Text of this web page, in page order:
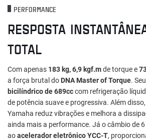
PERFORMANCE
RESPOSTA
TOTAL
Com apenas 183 kg, 6,9 kgf.mde torque e
a força brutal do DNA Master of Torque.
bicilíndrico de 689cccom refrigeração
de potência suave e progressiva. Além
Yamaha reduz vibrações e melhora a
ainda mais a performance. Já o câmbio de
aoacelerador eletrônico YCC-T,